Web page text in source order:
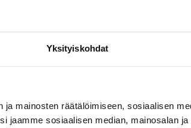
Yksityiskohdat
mainosten räätälöimiseen, sosiaalisen
jaamme sosiaalisen median, mainosalan